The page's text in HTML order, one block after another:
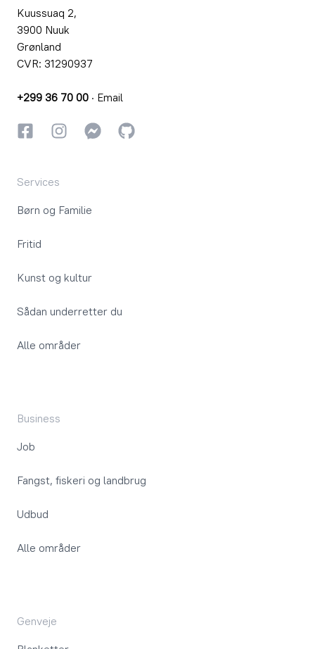
Kuussuaq 2,
3900 Nuuk
Grønland
CVR: 31290937
+299 36 70 00 · Email
FacebookInstagramInstagram
GitHub
Services
Børn og Familie
Fritid
Kunst og kultur
Sådan underretter du
Alle områder
Business
Job
Fangst, fiskeri og landbrug
Udbud
Alle områder
Genveje